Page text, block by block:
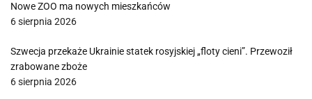
Nowe ZOO ma nowych mieszkańców
6 sierpnia 2026
Szwecja przekaże Ukrainie statek rosyjskiej „floty cieni”. Przewoził
zrabowane zboże
6 sierpnia 2026